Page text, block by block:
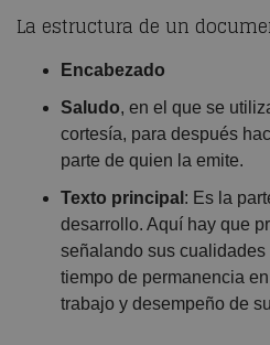
La estructura de un
Encabezado
Saludo, en el que se
cortesía, para después
parte de quien la emite.
Texto principal : Es la
desarrollo. Aquí hay que
señalando sus
tiempo de permanencia
trabajo y desempeño de